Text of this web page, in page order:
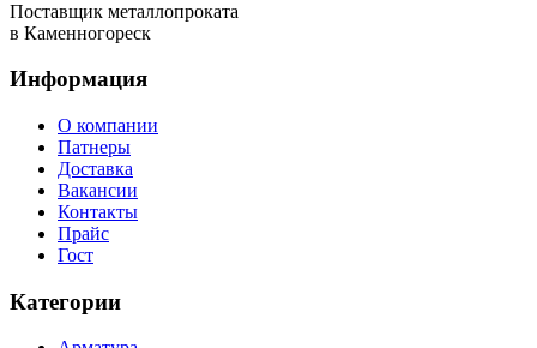
Поставщик металлопроката
в Каменногореск
Информация
О компании
Патнеры
Доставка
Вакансии
Контакты
Прайс
Гост
Категории